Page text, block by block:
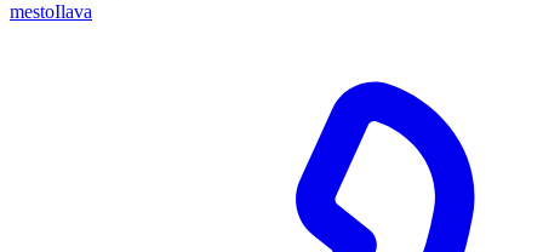
mestoIlava